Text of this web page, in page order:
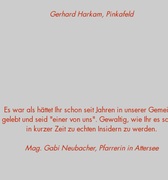
Gerhard Harkam, Pinkafeld
Es war als hättet Ihr schon seit Jahren in unserer
gelebt und seid "einer von uns". Gewaltig, wie Ihr es
in kurzer Zeit zu echten Insidern zu werden.
Mag. Gabi Neubacher, Pfarrerin in Attersee